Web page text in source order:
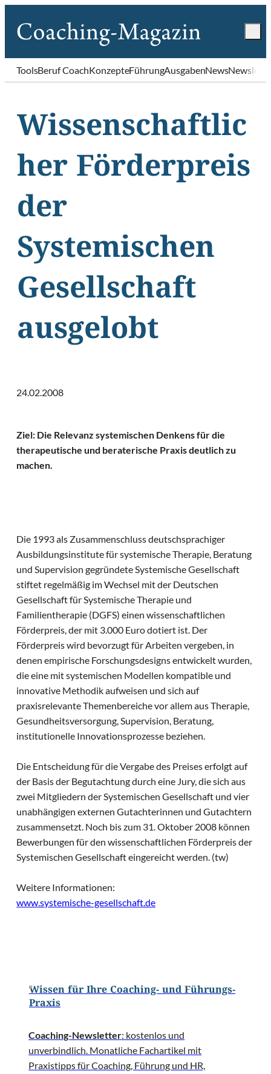
ToolsBeruf CoachKonzepteFührungAusgabenNews
Wissenschaftlic
her Förderpreis
der
Systemischen
Gesellschaft
ausgelobt
24.02.2008
Ziel: Die Relevanz systemischen Denkens für die
therapeutische und beraterische Praxis deutlich zu
machen.
Die 1993 als Zusammenschluss deutschsprachiger
Ausbildungsinstitute für systemische Therapie, Beratung
und Supervision gegründete Systemische Gesellschaft
stiftet regelmäßig im Wechsel mit der Deutschen
Gesellschaft für Systemische Therapie und
Familientherapie (DGFS) einen wissenschaftlichen
Förderpreis, der mit 3.000 Euro dotiert ist. Der
Förderpreis wird bevorzugt für Arbeiten vergeben, in
denen empirische Forschungsdesigns entwickelt wurden,
die eine mit systemischen Modellen kompatible und
innovative Methodik aufweisen und sich auf
praxisrelevante Themenbereiche vor allem aus Therapie,
Gesundheitsversorgung, Supervision, Beratung,
institutionelle Innovationsprozesse beziehen.
Die Entscheidung für die Vergabe des Preises erfolgt auf
der Basis der Begutachtung durch eine Jury, die sich aus
zwei Mitgliedern der Systemischen Gesellschaft und vier
unabhängigen externen Gutachterinnen und Gutachtern
zusammensetzt. Noch bis zum 31. Oktober 2008 können
Bewerbungen für den wissenschaftlichen Förderpreis der
Systemischen Gesellschaft eingereicht werden. (tw)
Weitere Informationen:
www.systemische-gesellschaft.de
Wissen für Ihre Coaching- und Führungs-
Praxis
Coaching-Newsletter: kostenlos und
unverbindlich. Monatliche Fachartikel mit
Praxistipps für Coaching, Führung und HR,